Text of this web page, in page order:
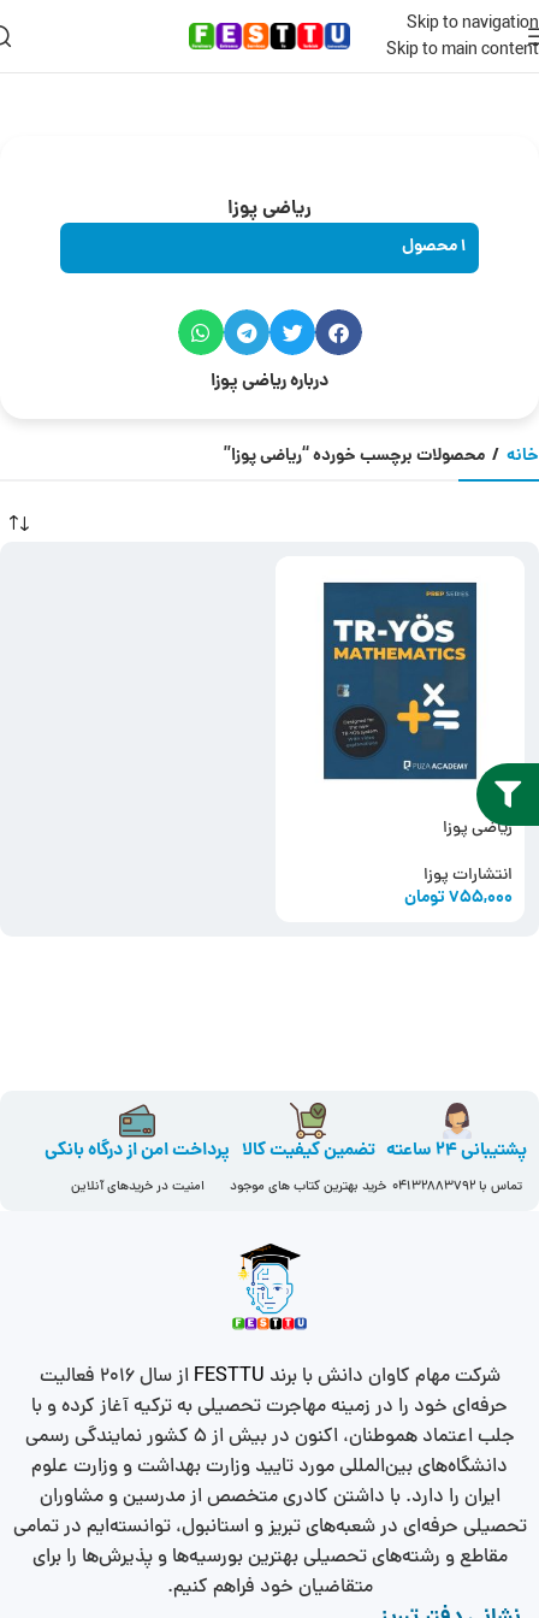
Skip to navigation
Skip to main content
ریاضی پوزا
1 محصول
درباره ریاضی پوزا
خانه / محصولات برچسب خورده “ریاضی پوزا”
ریاضی پوزا
انتشارات پوزا
755,000تومان
پشتیبانی 24 ساعته
تماس با 04132883792​
تضمین کیفیت کالا
خرید بهترین کتاب های موجود
پرداخت امن از درگاه بانکی
امنیت در خریدهای آنلاین
شرکت مهام کاوان دانش با برند FESTTU
از سال 2016 فعالیت
حرفه‌ای خود را در زمینه مهاجرت تحصیلی به ترکیه آغاز کرده و با
جلب اعتماد هموطنان، اکنون در بیش از 5 کشور نمایندگی رسمی
دانشگاه‌های بین‌المللی مورد تایید وزارت بهداشت و وزارت علوم
ایران را دارد. با داشتن کادری متخصص از مدرسین و مشاوران
تحصیلی حرفه‌ای در شعبه‌های تبریز و استانبول، توانسته‌ایم در تمامی
مقاطع و رشته‌های تحصیلی بهترین بورسیه‌ها و پذیرش‌ها را برای
متقاضیان خود فراهم کنیم.